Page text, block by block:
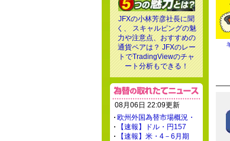
JFXの小林芳彦社長に聞
く、 スキャルピングの魅
力や注意点、おすすめの
通貨ペアは？ JFXのレー
トでTradingViewのチャ
ート分析もできる！
08月06日 22:09更新
欧州外国為替市場概況・
【速報】ドル・円157
【速報】米・4－6月期